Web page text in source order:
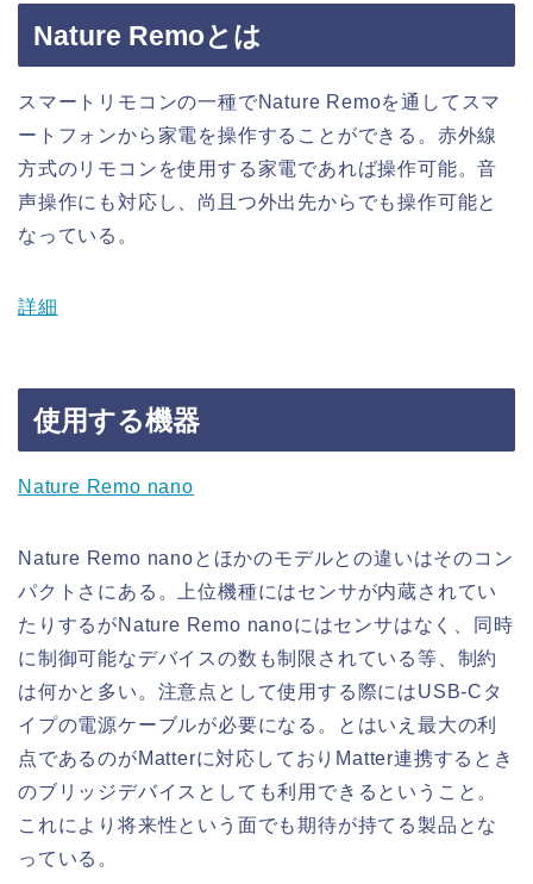
Nature Remoとは
スマートリモコンの一種でNature Remoを通してスマ
ートフォンから家電を操作することができる。赤外線
方式のリモコンを使用する家電であれば操作可能。音
声操作にも対応し、尚且つ外出先からでも操作可能と
なっている。
詳細
使用する機器
Nature Remo nano
Nature Remo nanoとほかのモデルとの違いはそのコン
パクトさにある。上位機種にはセンサが内蔵されてい
たりするがNature Remo nanoにはセンサはなく、同時
に制御可能なデバイスの数も制限されている等、制約
は何かと多い。注意点として使用する際にはUSB-Cタ
イプの電源ケーブルが必要になる。とはいえ最大の利
点であるのがMatterに対応しておりMatter連携するとき
のブリッジデバイスとしても利用できるということ。
これにより将来性という面でも期待が持てる製品とな
っている。